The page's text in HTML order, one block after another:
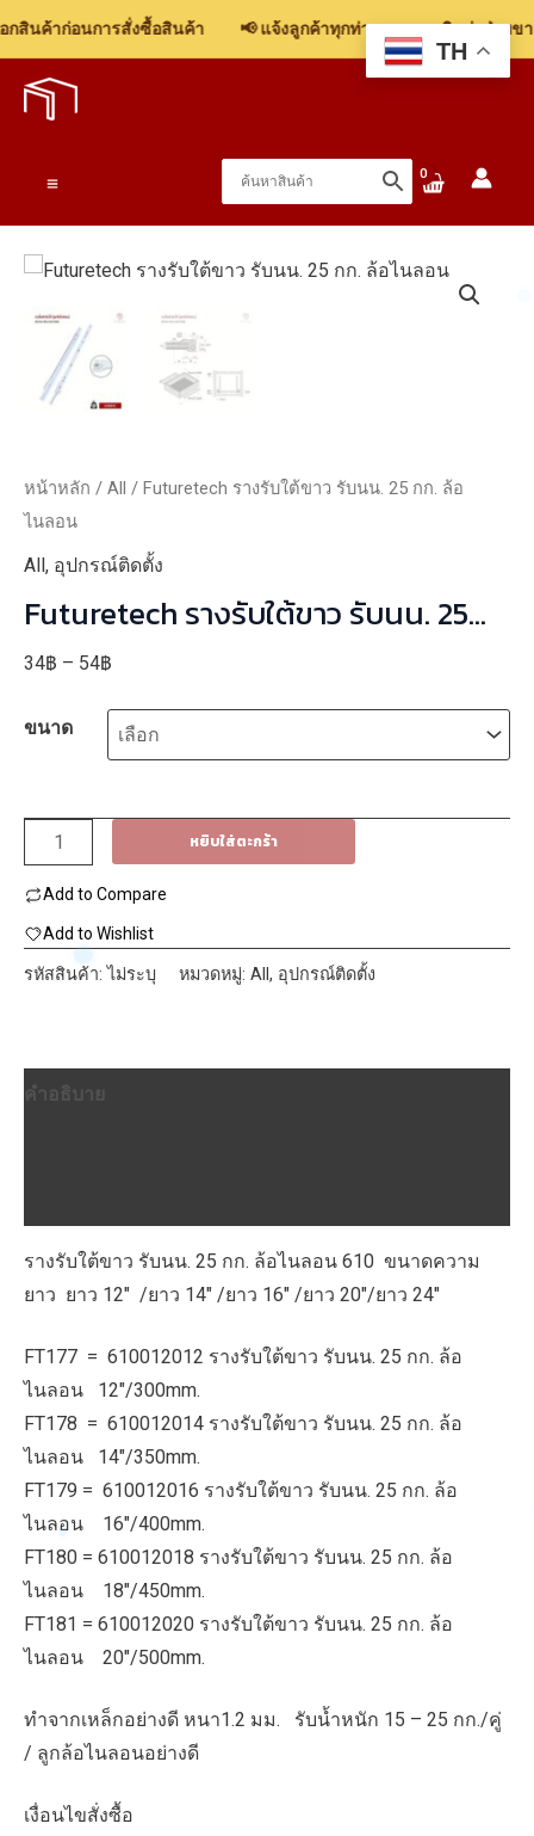
สินค้าก่อนการสั่งซื้อสินค้า 📢 แจ้งลูกค้าทุกท่าน: รบกวนติดต่อฝ่ายข
Menu
หน้าหลัก / All / Futuretech รางรับใต้ขาว รับนน. 25 กก. ล้อ
ไนลอน
All, อุปกรณ์ติดตั้ง
Futuretech รางรับใต้ขาว รับนน. 25
กก. ล้อไนลอน
34฿ – 54฿
34฿
through
ขนาด
จำนวน
Futuretech
ราง
รับ
ใต้
นน.
หยิบใส่ตะกร้า
Add to Compare
Add to Wishlist
รหัสสินค้า:ไม่ระบุ หมวดหมู่: All , อุปกรณ์ติดตั้ง
คำอธิบาย
รางรับใต้ขาว รับนน. 25 กก. ล้อไนลอน 610 ขนาดความ
ยาว ยาว 12″ /ยาว 14″ /ยาว 16″ /ยาว 20″/ยาว 24″
FT177 = 610012012 รางรับใต้ขาว รับนน. 25 กก. ล้อ
ไนลอน 12″/300mm.
FT178 = 610012014 รางรับใต้ขาว รับนน. 25 กก. ล้อ
ไนลอน 14″/350mm.
FT179 = 610012016 รางรับใต้ขาว รับนน. 25 กก. ล้อ
ไนลอน 16″/400mm.
FT180 = 610012018 รางรับใต้ขาว รับนน. 25 กก. ล้อ
ไนลอน 18″/450mm.
FT181 = 610012020 รางรับใต้ขาว รับนน. 25 กก. ล้อ
ไนลอน 20″/500mm.
ทำจากเหล็กอย่างดี หนา1.2 มม. รับน้ำหนัก 15 – 25 กก./คู่
/ ลูกล้อไนลอนอย่างดี
เงื่อนไขสั่งซื้อ
TH